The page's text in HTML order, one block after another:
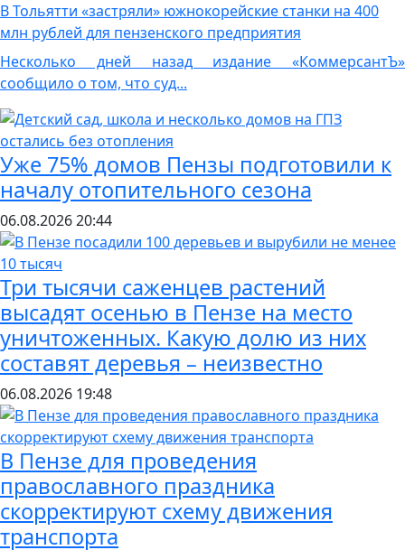
В Тольятти «застряли» южнокорейские станки на 400
млн рублей для пензенского предприятия
Несколько дней назад издание «КоммерсантЪ»
сообщило о том, что суд...
Уже 75% домов Пензы подготовили к
началу отопительного сезона
06.08.202620:44
Три тысячи саженцев растений
высадят осенью в Пензе на место
уничтоженных. Какую долю из них
составят деревья – неизвестно
06.08.2026 19:48
В Пензе для проведения
православного праздника
скорректируют схему движения
транспорта